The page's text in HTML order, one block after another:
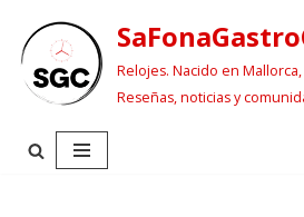
Saltar
al
Relojes. Nacido en
Reseñas, noticias y